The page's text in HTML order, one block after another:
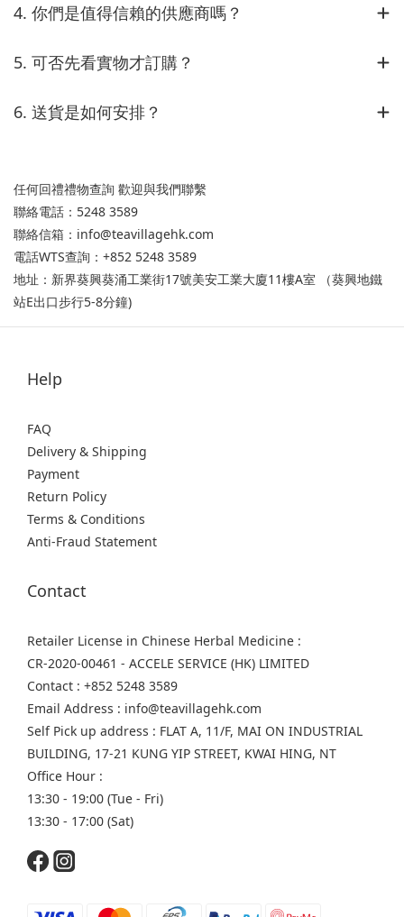
4. 你們是值得信賴的供應商嗎？
5. 可否先看實物才訂購？
6. 送貨是如何安排？
任何回禮禮物查詢 歡迎與我們聯繫
聯絡電話：5248 3589
聯絡信箱：info@teavillagehk.com
電話WTS查詢：+852 5248 3589
地址：新界葵興葵涌工業街17號美安工業大廈11樓A室 （葵興地鐵
站E出口步行5-8分鐘)
Help
FAQ
Delivery & Shipping
Payment
Return Policy
Terms & Conditions
Anti-Fraud Statement
Contact
Retailer License in Chinese Herbal Medicine :
CR-2020-00461 - ACCELE SERVICE (HK) LIMITED
Contact : +852 5248 3589
Email Address : info@teavillagehk.com
Self Pick up address : FLAT A, 11/F, MAI ON INDUSTRIAL
BUILDING, 17-21 KUNG YIP STREET, KWAI HING, NT
Office Hour :
13:30 - 19:00 (Tue - Fri)
13:30 - 17:00 (Sat)